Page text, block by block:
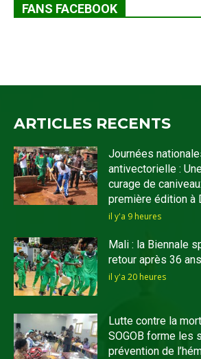
FANS FACEBOOK
ARTICLES RECENTS
Journées
antivectorielle :
curage de
première édition à
il y'a 9 heures
Mali : la Biennale
retour après 36
il y'a 20 heures
Lutte contre la
SOGOB forme les
prévention de